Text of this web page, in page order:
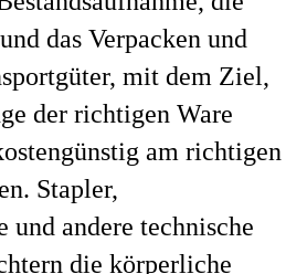
das Verpacken und
mit dem Ziel,
der richtigen Ware
am richtigen
Stapler,
und andere technische
die körperliche